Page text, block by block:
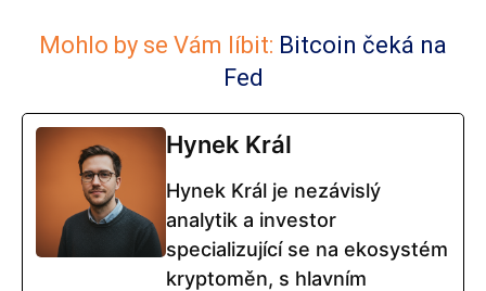
Mohlo by se Vám líbit: Bitcoin čeká na
Fed
Hynek Král
Hynek Král je nezávislý
analytik a investor
specializující se na ekosystém
kryptoměn, s hlavním